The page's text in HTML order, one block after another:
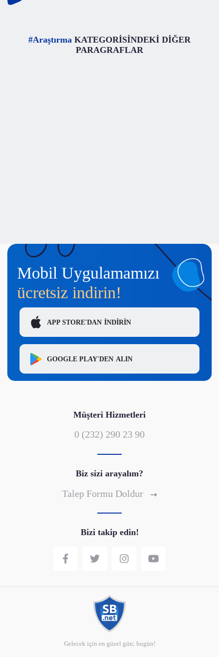
#Araştırma KATEGORİSİNDEKİ DİĞER
PARAGRAFLAR
Mobil Uygulamamızı
ücretsiz indirin!
APP STORE'DAN İNDİRİN
GOOGLE PLAY'DEN ALIN
Müşteri Hizmetleri
0 (232) 290 23 90
Biz sizi arayalım?
Talep Formu Doldur
Bizi takip edin!
Gelecek için en güzel gün; bugün!